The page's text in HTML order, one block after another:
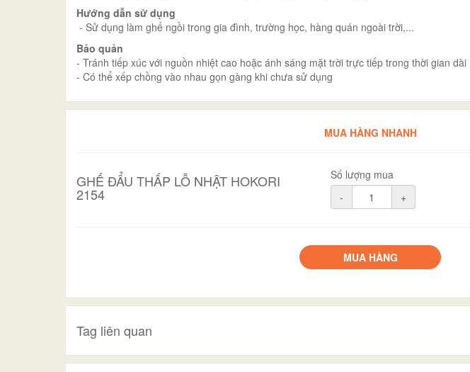
Hướng dẫn sử dụng
- Sử dụng làm ghế ngồi trong gia đình, trường học, hàng quán ngoài trời,...
Bảo quản
- Tránh tiếp xúc với nguồn nhiệt cao hoặc ánh sáng mặt trời trực tiếp trong thời gian dài
- Có thể xếp chồng vào nhau gọn gàng khi chưa sử dụng
MUA HÀNG NHANH
GHẾ ĐẨU THẤP LỖ NHẬT HOKORI
2154
Số lượng mua
-
+
MUA HÀNG
Tag liên quan